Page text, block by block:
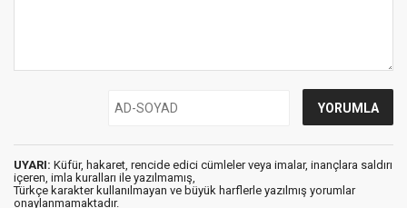
UYARI: Küfür, hakaret, rencide edici cümleler veya imalar, inançlara saldırı
içeren, imla kuralları ile yazılmamış,
Türkçe karakter kullanılmayan ve büyük harflerle yazılmış yorumlar
onaylanmamaktadır.